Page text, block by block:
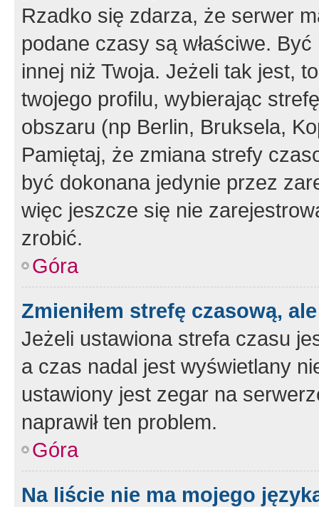
Rzadko się zdarza, że serwer
podane czasy są właściwe.
innej niż Twoja. Jeżeli tak jest,
twojego profilu, wybierając
obszaru (np Berlin, Bruksela,
Pamiętaj, że zmiana strefy
być dokonana jedynie przez
więc jeszcze się nie
zrobić.
Góra
Zmieniłem strefę czasową,
Jeżeli ustawiona strefa czasu
a czas nadal jest wyświetlany
ustawiony jest zegar na
naprawił ten problem.
Góra
Na liście nie ma mojego